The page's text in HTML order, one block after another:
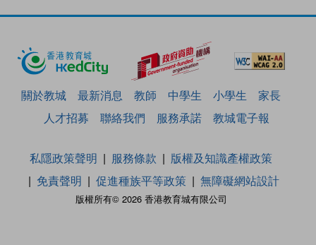
關於教城 最新消息 教師 中學生 小學生
家長
人才招募
聯絡我們 服務承諾 教城電子報
版權所有© 2026 香港教育城有限公司
私隱政策聲明 服務條款
版權及知識產權政策
免責聲明
促進種族平等政策 無障礙網站設計